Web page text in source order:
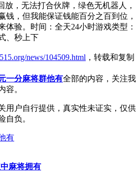
放，无法打合伙牌，绿色无机器人，
钱，但我能保证钱能百分之百到位，
体验。时间：全天24小时游戏类型：
、秒上下
news/104509.html ，转载和复制
一分麻将群他有全部的内容，关注我
容。
用户自行提供，真实性未证实，仅供
自负。
有
麻将拥有